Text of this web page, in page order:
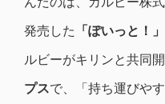
発売した 「ぽいっと！」
ルビーがキリンと共同
プスで、「持ち運びや